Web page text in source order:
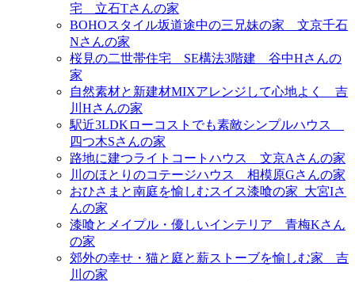
宅＿立石Tさんの家
BOHOスタイル坂道途中の三兄妹の家＿文京千石
Nさんの家
桜見の二世帯住宅＿SE構法3階建＿谷中Hさんの
家
自然素材と新建材MIXアレンジして心地よく＿吉
川Hさんの家
駅近3LDKローコストでも素敵シンプルハウス＿
四つ木Sさんの家
路地に建つライトコートハウス＿文京Aさんの家
川のほとりのコテージハウス＿相模原Gさんの家
おひさまと南庭を愉しむスイス漆喰の家_大宮Iさ
んの家
漆喰とメイプル・優しいインテリア＿青梅Kさん
の家
郊外の幸せ・猫と庭と薪ストーブを愉しむ家＿吉
川の家